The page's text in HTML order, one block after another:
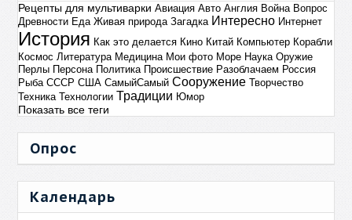
Рецепты для мультиварки Авиация Авто Англия Война Вопрос
Древности Еда Живая природа Загадка Интересно Интернет
История Как это делается Кино Китай Компьютер Корабли
Космос Литература Медицина Мои фото Море Наука Оружие
Перлы Персона Политика Происшествие Разоблачаем Россия
Рыба СССР США СамыйСамый Сооружение Творчество
Техника Технологии Традиции Юмор
Показать все теги
Опрос
Календарь